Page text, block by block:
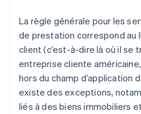
La règle générale pour les
de prestation correspond au
client (c’est-à-dire là où il se
entreprise cliente
hors du champ d’application
existe des exceptions,
liés à des biens immobiliers